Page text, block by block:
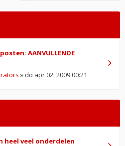
AANVULLENDE
» do apr 02, 2009 00:21
heel veel onderdelen